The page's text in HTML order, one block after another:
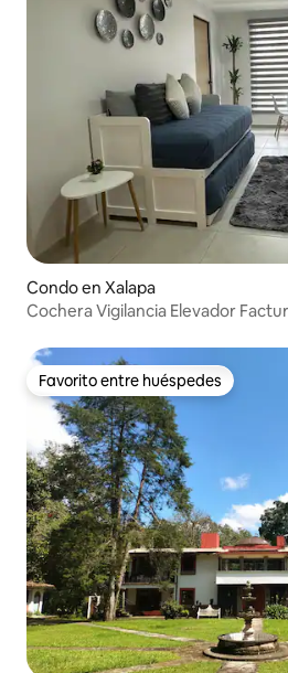
Condo en Xalapa
Cochera Vigilancia Elevador
Favorito entre huéspedes
Favorito entre huéspedes